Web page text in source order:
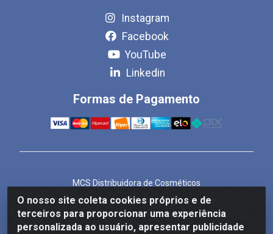
O nosso site coleta cookies próprios e de
terceiros para proporcionar uma experiência
personalizada ao usuário, apresentar publicidade
Instagram
Facebook
YouTube
Linkedin
Formas de Pagamento
MCS Distribuidora de Cosméticos
Rua Bom Jesus de Iguape, 1409 - Hauer, Curitiba/PR -
CEP 81.610-040
CNPJ 86.825.155/0001-82